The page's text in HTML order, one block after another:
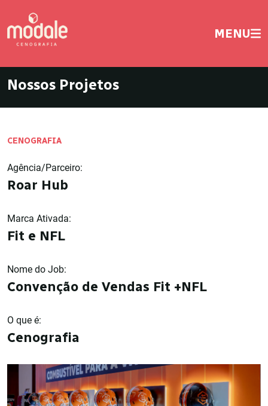
MENU
Nossos Projetos
CENOGRAFIA
Agência/Parceiro:
Roar Hub
Marca Ativada:
Fit e NFL
Nome do Job:
Convenção de Vendas Fit +NFL
O que é:
Cenografia